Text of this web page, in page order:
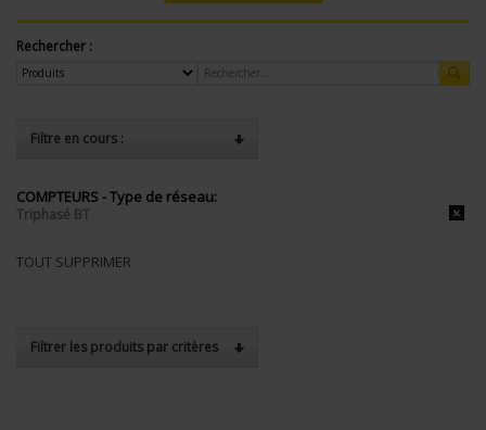
Rechercher :
Filtre en cours :
COMPTEURS - Type de réseau:
Triphasé BT
TOUT SUPPRIMER
Filtrer les produits par critères